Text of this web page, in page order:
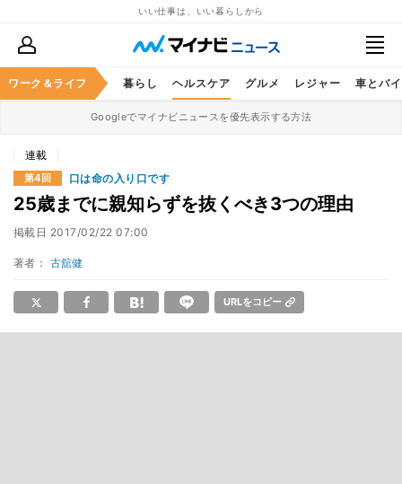
いい仕事は、いい暮らしから
ワーク＆ライフ
ススキル マネー 暮らし ヘルスケア グルメ レジャー 車とバ
Googleでマイナビニュースを優先表示する方法
連載
第4回 口は命の入り口です
25歳までに親知らずを抜くべき3つの理由
掲載日 2017/02/22 07:00
著者： 古舘健
URLをコピー